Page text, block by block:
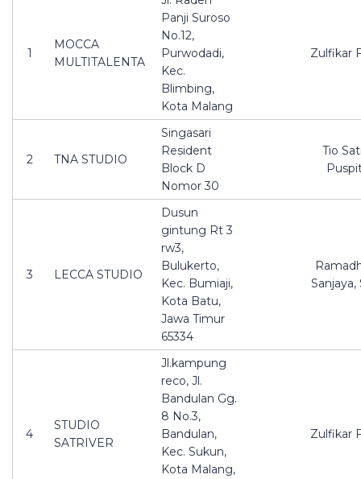
1
MOCCA
MULTITALENTA
Panji Suroso
No.12,
Purwodadi,
Kec.
Blimbing,
Kota Malang
Zulfikar
2 TNA STUDIO
Singasari
Resident
Block D
Nomor 30
Tio
3 LECCA STUDIO
Dusun
gintung Rt 3
rw3,
Bulukerto,
Kec. Bumiaji,
Kota Batu,
Jawa Timur
65334
Sanjaya,
4
STUDIO
SATRIVER
Jl.kampung
reco, Jl.
Bandulan Gg.
8 No.3,
Bandulan,
Kec. Sukun,
Kota Malang,
Zulfikar